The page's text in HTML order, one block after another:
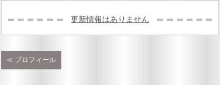
更新情報はありません
プロフィール